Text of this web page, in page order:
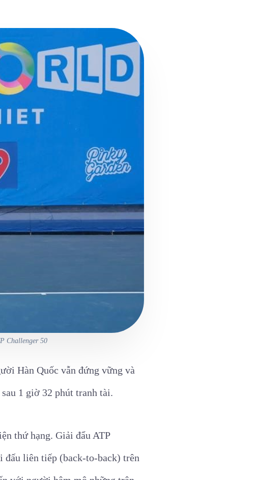
Challenger 50
Hàn Quốc vẫn đứng vững và
1 giờ 32 phút tranh tài.
thứ hạng. Giải đẩu ATP
đấu liên tiếp (back-to-back) trên